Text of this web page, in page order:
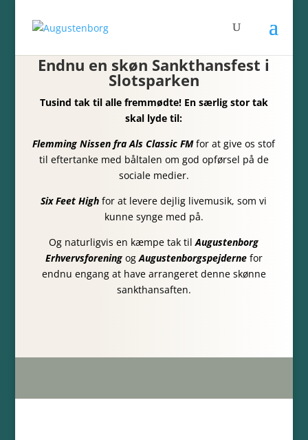
Endnu en skøn Sankthansfest i
Slotsparken
Tusind tak til alle fremmødte! En særlig stor tak
skal lyde til:
Flemming Nissen fra Als Classic FM for at give os stof
til eftertanke med båltalen om god opførsel på de
sociale medier.
Six Feet High for at levere dejlig livemusik, som vi
kunne synge med på.
Og naturligvis en kæmpe tak tilAugustenborg
ErhvervsforeningogAugustenborgspejderne for
endnu engang at have arrangeret denne skønne
sankthansaften.